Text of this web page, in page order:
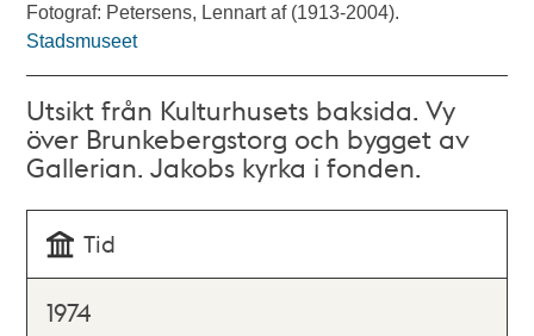
Fotograf: Petersens, Lennart af (1913-2004).
Stadsmuseet
Utsikt från Kulturhusets baksida. Vy
över Brunkebergstorg och bygget av
Gallerian. Jakobs kyrka i fonden.
Tid
1974